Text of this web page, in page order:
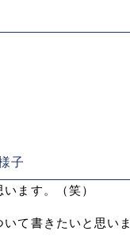
子
ます。（笑）
て書きたいと思いま